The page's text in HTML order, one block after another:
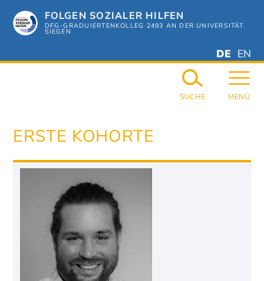
Hauptinhalt
springen
FOLGEN SOZIALER HILFEN
DFG-GRADUIERTENKOLLEG 2493 AN DER UNIVERSITÄT
SIEGEN
DEUTSCH
GERMAN
DE EN
MENÜ
SUCHE
ERSTE KOHORTE